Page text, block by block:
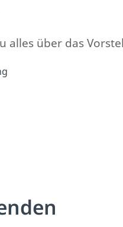
alles über das